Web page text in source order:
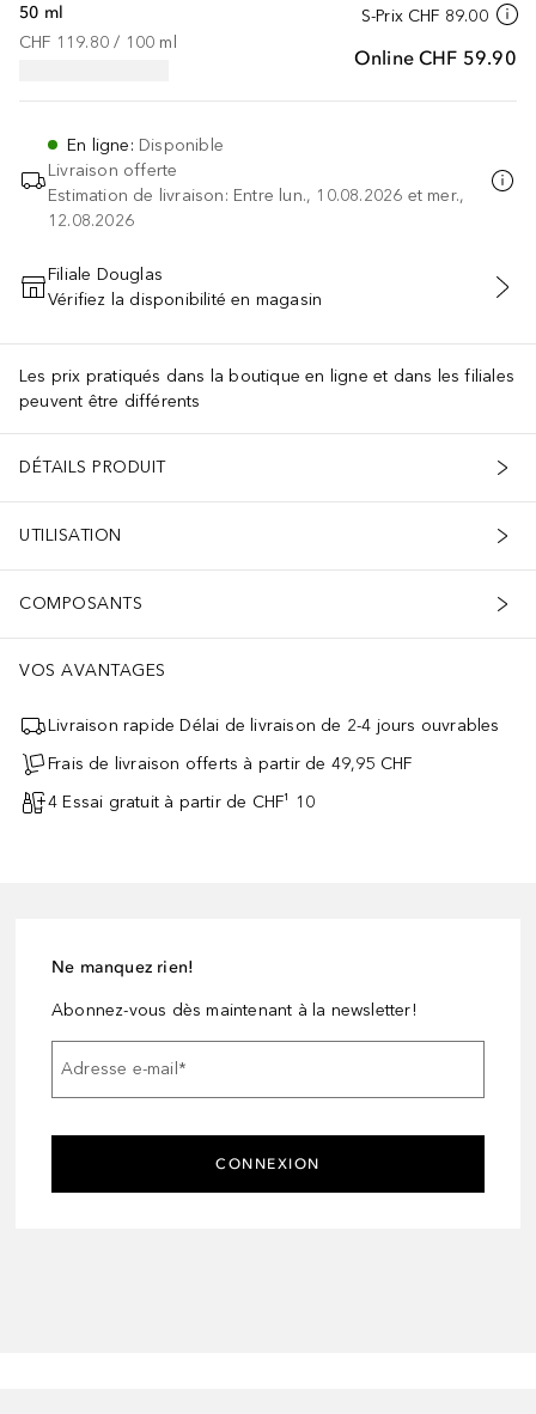
S-Prix CHF 89.00
Online CHF 59.90
50 ml
CHF 119.80 / 100 ml
En ligne: Disponible
Livraison offerte
Estimation de livraison: Entre lun., 10.08.2026 et mer.,
12.08.2026
AJOUTER AU PANIER
Filiale Douglas
Vérifiez la disponibilité en magasin
Les prix pratiqués dans la boutique en ligne et dans les filiales
peuvent être différents
DÉTAILS PRODUIT
UTILISATION
COMPOSANTS
VOS AVANTAGES
Livraison rapide Délai de livraison de 2-4 jours ouvrables
Frais de livraison offerts à partir de 49,95 CHF
4 Essai gratuit à partir de CHF¹ 10
Ne manquez rien!
Abonnez-vous dès maintenant à la newsletter!
Adresse e-mail*
CONNEXION